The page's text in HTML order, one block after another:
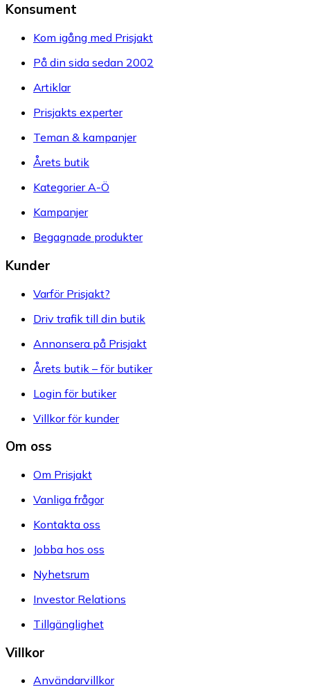
Konsument
Kom igång med Prisjakt
På din sida sedan 2002
Artiklar
Prisjakts experter
Teman & kampanjer
Årets butik
Kategorier A-Ö
Kampanjer
Begagnade produkter
Kunder
Varför Prisjakt?
Driv trafik till din butik
Annonsera på Prisjakt
Årets butik – för butiker
Login för butiker
Villkor för kunder
Om oss
Om Prisjakt
Vanliga frågor
Kontakta oss
Jobba hos oss
Nyhetsrum
Investor Relations
Tillgänglighet
Villkor
Användarvillkor